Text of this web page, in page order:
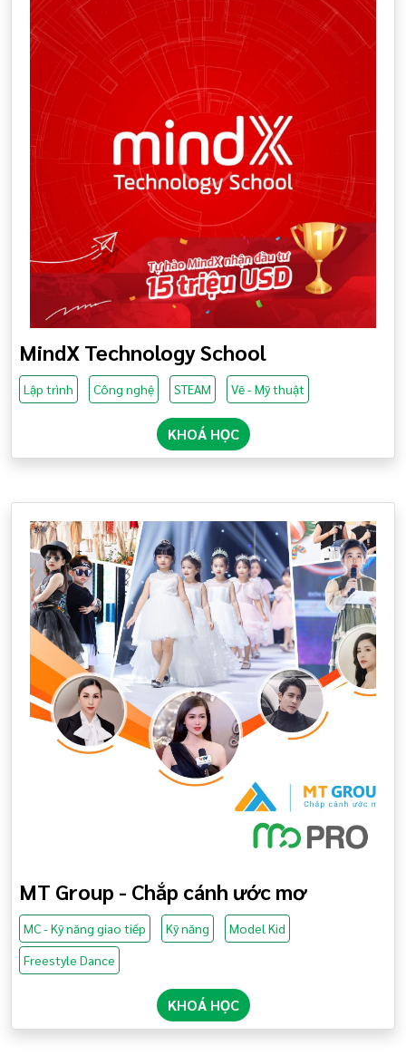
MindX Technology School
Lập trình Công nghệ STEAM Vẽ - Mỹ thuật
KHOÁ HỌC
MT Group - Chắp cánh ước mơ
MC - Kỹ năng giao tiếp Kỹ năng
Model Kid
Freestyle Dance
KHOÁ HỌC